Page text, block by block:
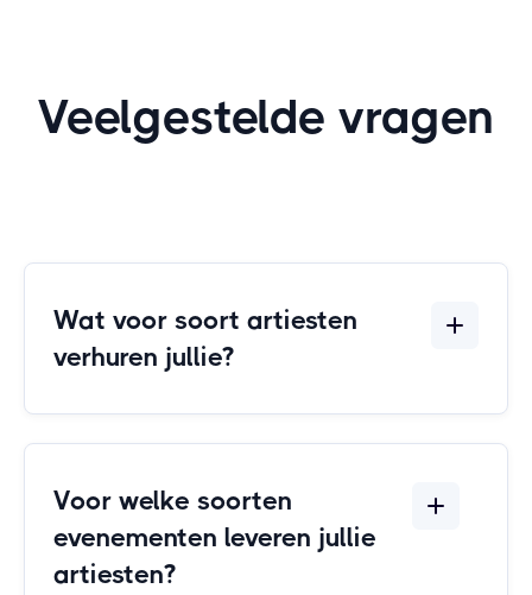
Veelgestelde vragen
Wat voor soort artiesten
verhuren jullie?
Voor welke soorten
evenementen leveren jullie
artiesten?